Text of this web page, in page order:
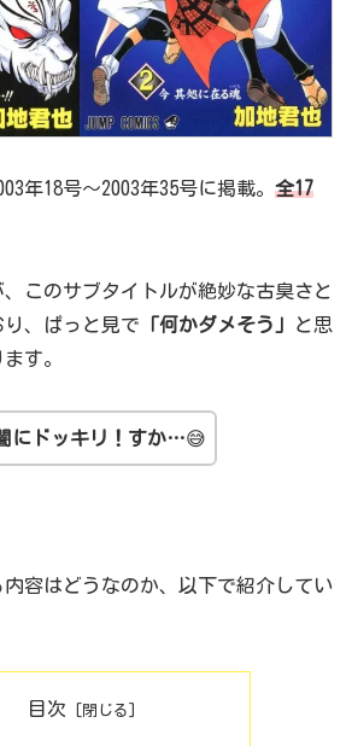
年18号～2003年35号に掲載。 全17
このサブタイトルが絶妙な古臭さと
、ぱっと見で 「何かダメそう」
と思
す。
にドッキリ！すか…😅
容はどうなのか、以下で紹介してい
目次